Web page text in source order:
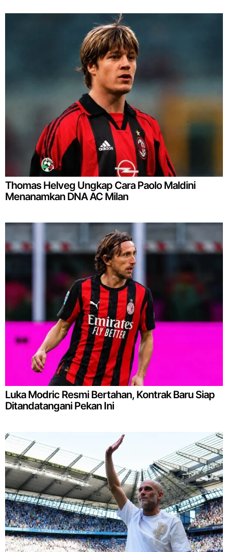
Thomas Helveg Ungkap Cara Paolo Maldini
Menanamkan DNA AC Milan
Luka Modric Resmi Bertahan, Kontrak Baru Siap
Ditandatangani Pekan Ini